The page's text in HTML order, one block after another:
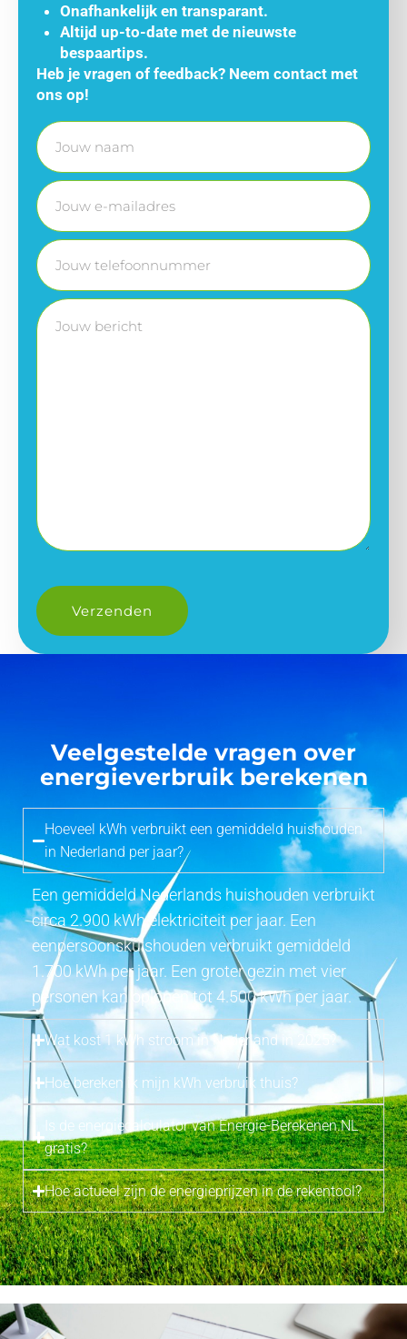
Onafhankelijk en transparant.
Altijd up-to-date met de nieuwste
bespaartips.
Heb je vragen of feedback? Neem contact met
ons op!
Veelgestelde vragen over
energieverbruik berekenen
Hoeveel kWh verbruikt een gemiddeld huishouden
in Nederland per jaar?
Een gemiddeld Nederlands huishouden verbruikt
circa 2.900 kWh elektriciteit per jaar. Een
eenpersoonskuishouden verbruikt gemiddeld
1.700 kWh per jaar. Een groter gezin met vier
personen kan oplopen tot 4.500 kWh per jaar.
Wat kost 1 kWh stroom in Nederland in 2025?
Hoe bereken ik mijn kWh verbruik thuis?
Is de energiecalculator van Energie-Berekenen.NL
gratis?
Hoe actueel zijn de energieprijzen in de rekentool?